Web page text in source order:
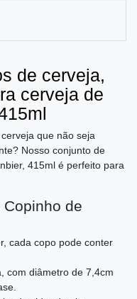
de cerveja,
cerveja de
que não seja
Nosso conjunto de
415ml é perfeito para
de
cada copo pode conter
com diâmetro de 7,4cm